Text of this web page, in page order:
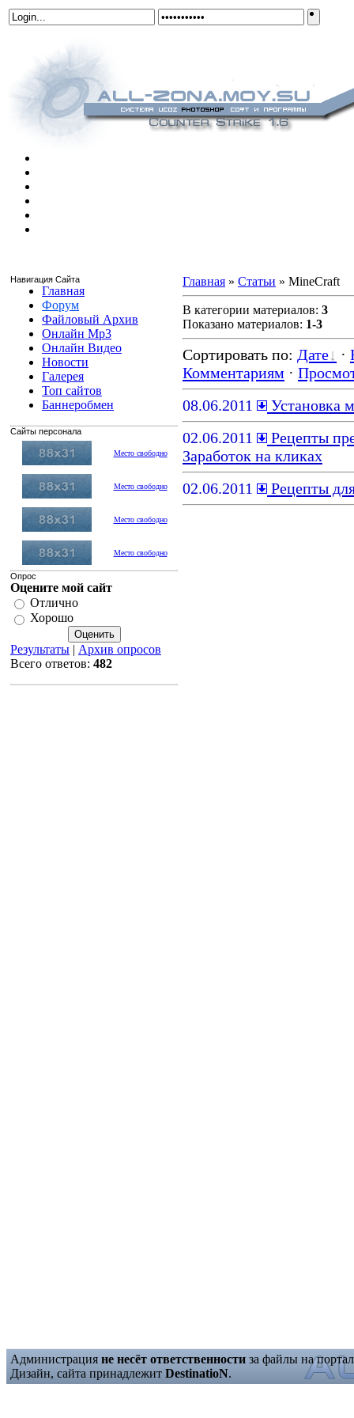
Навигация Сайта
Главная
Форум
Файловый Архив
Онлайн Mp3
Онлайн Видео
Новости
Галерея
Топ сайтов
Баннеробмен
Сайты персонала
Место свободно
Место свободно
Место свободно
Место свободно
Опрос
Оцените мой сайт
Отлично
Хорошо
Результаты | Архив опросов
Всего ответов: 482
Главная » Статьи » MineCraft
В категории материалов: 3
Показано материалов: 1-3
Сортировать по: Дате ·
Комментариям ·
08.06.2011
Установка
02.06.2011
Рецепты
Заработок на кликах
02.06.2011
Рецепты
Администрация не несёт ответственности за файлы на
Дизайн, сайта принадлежит DestinatioN.